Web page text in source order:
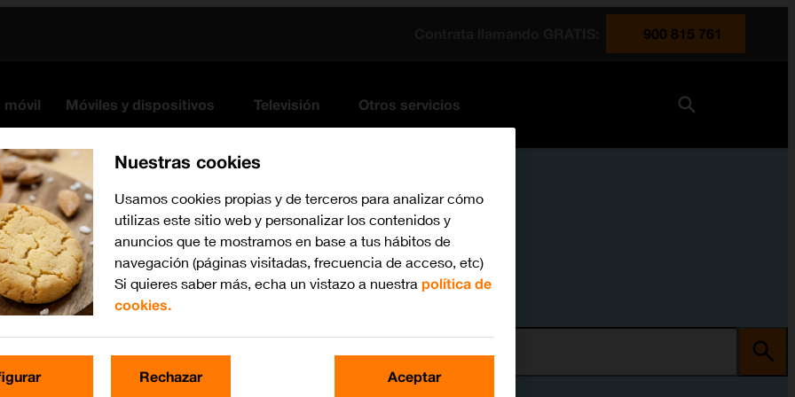
900 815 761
móvil Móviles y dispositivos Televisión Otros servicios
Nuestras cookies
Usamos cookies propias y de terceros para analizar cómo
utilizas este sitio web y personalizar los contenidos y
anuncios que te mostramos en base a tus hábitos de
navegación (páginas visitadas, frecuencia de acceso, etc)
Si quieres saber más, echa un vistazo a nuestra política de
cookies.
Rechazar Aceptar